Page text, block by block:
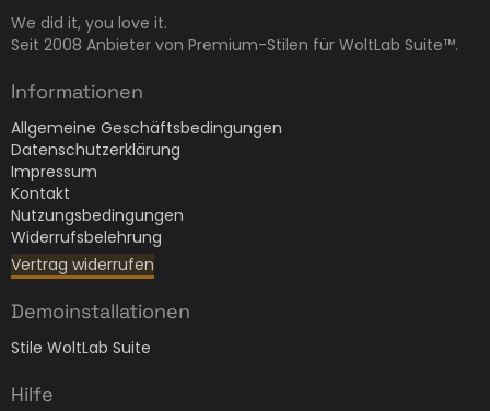
We did it, you love it.
Seit 2008 Anbieter von Premium-Stilen für WoltLab Suite™.
Informationen
Allgemeine Geschäftsbedingungen
Datenschutzerklärung
Impressum
Kontakt
Nutzungsbedingungen
Widerrufsbelehrung
Vertrag widerrufen
Demoinstallationen
Stile WoltLab Suite
Hilfe